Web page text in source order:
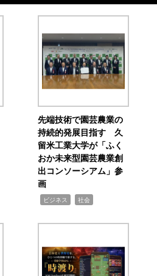
先端技術で園芸農業の
持続的発展目指す 久
留米工業大学が「ふく
おか未来型園芸農業創
出コンソーシアム」参
画
ビジネス 社会